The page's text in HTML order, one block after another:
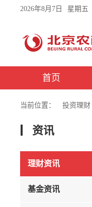
2026年8月7日 星期五
首页
当前位置： 投资理财
资讯
理财资讯
基金资讯